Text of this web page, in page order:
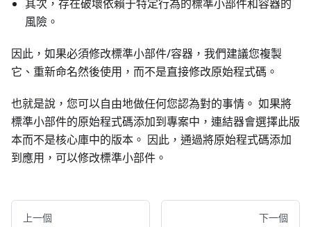
其次，存在破壞依賴于特定行為的標準小部件和容器的
風險。
因此，如果必須修改標準小部件/容器，我們建議您複製
它、重新命名然後使用，而不是直接修改原始程式碼。
也就是說，您可以自由地做任何您認為對的事情。 如果將
標準小部件的原始程式碼添加到專案中，連結器會選擇此版
本而不是核心庫中的版本。 因此，通過將原始程式碼添加
到應用，可以修改標準小部件。
上一個 下一個